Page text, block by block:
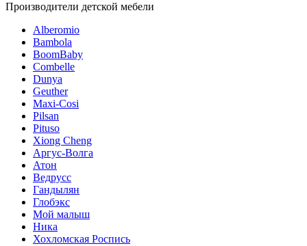
Производители детской мебели
Alberomio
Bambola
BoomBaby
Combelle
Dunya
Geuther
Maxi-Cosi
Pilsan
Pituso
Xiong Cheng
Аргус-Волга
Атон
Ведрусс
Гандылян
Глобэкс
Мой малыш
Ника
Хохломская Роспись